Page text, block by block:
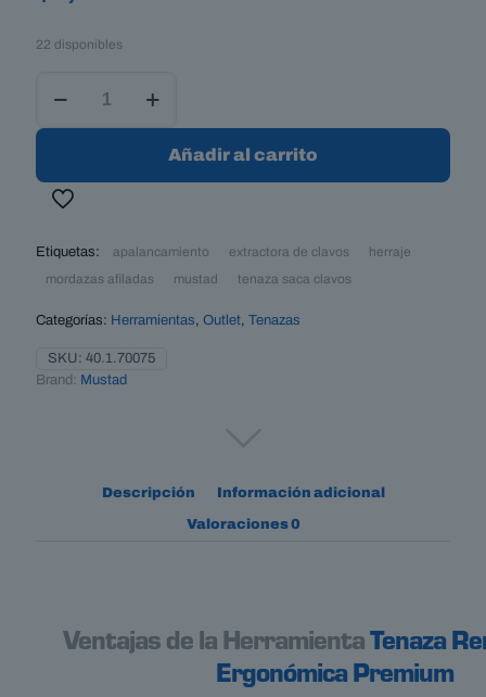
22 disponibles
Remachadora
Añadir al carrito
Etiquetas: apalancamiento extractora de clavos herraje
mordazas afiladas mustad tenaza saca clavos
Categorías: Herramientas, Outlet, Tenazas
SKU: 40.1.70075
Brand: Mustad
Descripción Información adicional
Valoraciones0
Ventajas de la Herramienta Tenaza
Ergonómica Premium